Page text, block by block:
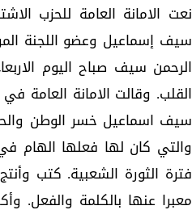
نعت الامانة العامة للحزب
الرحمن سيف صباح اليوم
القلب. وقالت الامانة العامة
سيف اسماعيل خسر الوطن
والتي كان لها فعلها الهام
فترة الثورة الشعبية. كتب
معبرا عنها بالكلمة والفعل.